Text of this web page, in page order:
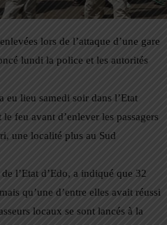
lors de l’attaque d’une gare
lundi la police et les autorités
eu lieu samedi soir dans l’Etat
feu avant d’enlever les passagers
une localité plus au Sud
l’Etat d’Edo, a indiqué que 32
qu’une d’entre elles avait réussi
locaux se sont lancés à la